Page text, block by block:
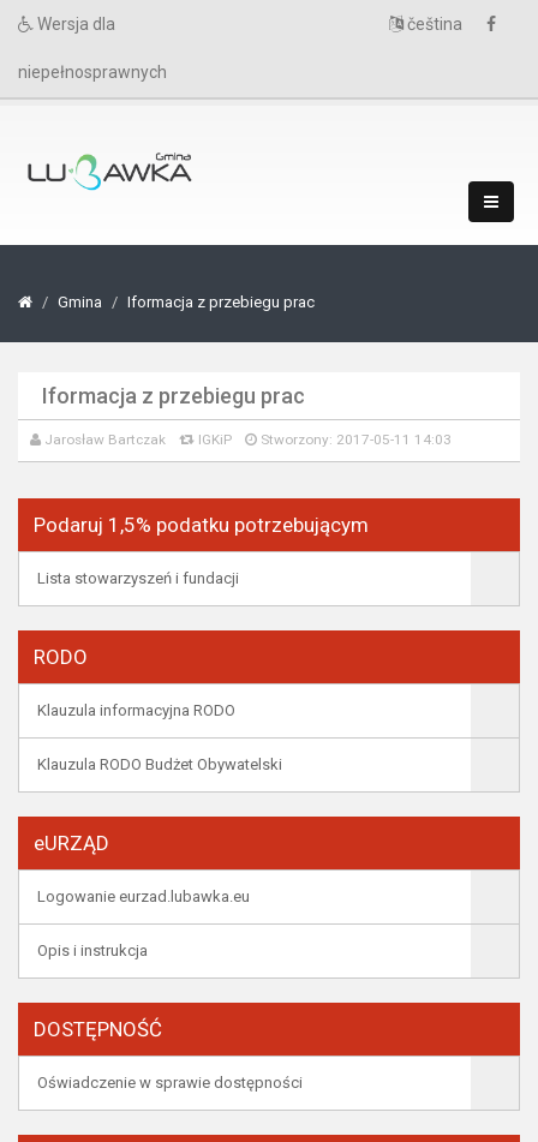
Wersja dla
niepełnosprawnych
čeština
Gmina Iformacja z przebiegu prac
Iformacja z przebiegu prac
Jarosław Bartczak IGKiP Stworzony: 2017-05-11 14:03
Podaruj 1,5% podatku potrzebującym
Lista stowarzyszeń i fundacji
RODO
Klauzula informacyjna RODO
Klauzula RODO Budżet Obywatelski
eURZĄD
Logowanie eurzad.lubawka.eu
Opis i instrukcja
DOSTĘPNOŚĆ
Oświadczenie w sprawie dostępności